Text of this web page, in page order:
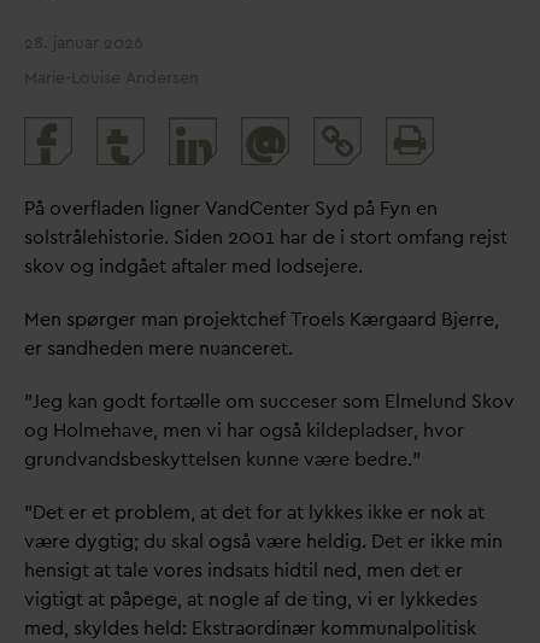
28. januar 2026
Marie-Louise Andersen
@
and
På overfladen ligner VandCenter Syd på Fyn en
solstrålehistorie. Siden 2001 har de i stort omfang rejst
skov og indgået aftaler med lodsejere.
Men spørger man projektchef Troels Kærgaard Bjerre,
er sandheden mere nuanceret.
”Jeg kan godt fortælle om succeser som Elmelund Skov
og Holmehave, men vi har også kildepladser, hvor
grundvandsbeskyttelsen kunne være bedre.”
”Det er et problem, at det for at lykkes ikke er nok at
være dygtig; du skal også være heldig. Det er ikke min
hensigt at tale vores indsats hidtil ned, men det er
vigtigt at påpege, at nogle af de ting, vi er lykkedes
med, skyldes held: Ekstraordinær kommunalpolitisk